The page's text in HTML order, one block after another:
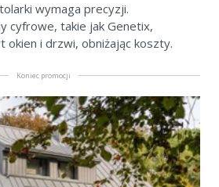
wymaga precyzji.
cyfrowe, takie jak Genetix,
okien i drzwi, obniżając koszty.
Koniec promocji